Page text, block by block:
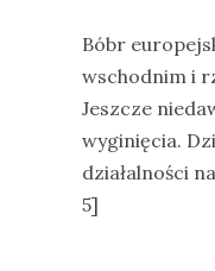
Bóbr
wschodnim i
Jeszcze
wyginięcia.
działalności
5]